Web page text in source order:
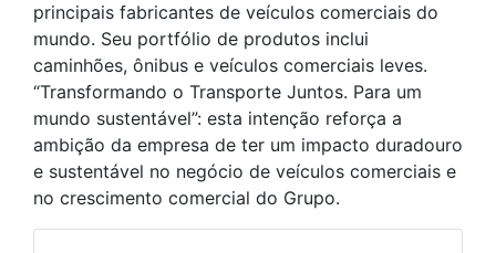
principais fabricantes de veículos comerciais do
mundo. Seu portfólio de produtos inclui
caminhões, ônibus e veículos comerciais leves.
“Transformando o Transporte Juntos. Para um
mundo sustentável”: esta intenção reforça a
ambição da empresa de ter um impacto duradouro
e sustentável no negócio de veículos comerciais e
no crescimento comercial do Grupo.